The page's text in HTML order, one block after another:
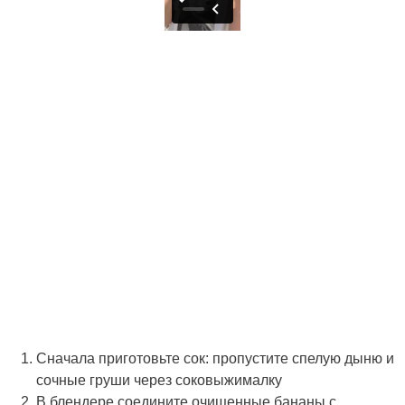
Сначала приготовьте сок: пропустите спелую дыню и
сочные груши через соковыжималку
В блендере соедините очищенные бананы с